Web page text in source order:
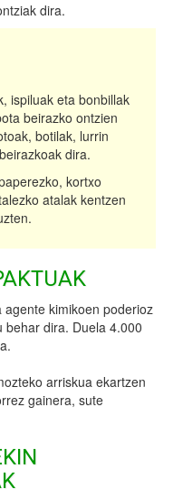
dira.
ispiluak eta bonbillak
beirazko ontzien
botilak, lurrin
dira.
kortxo
atalak kentzen
kimikoen poderioz
dira. Duela 4.000
arriskua ekartzen
gainera, sute